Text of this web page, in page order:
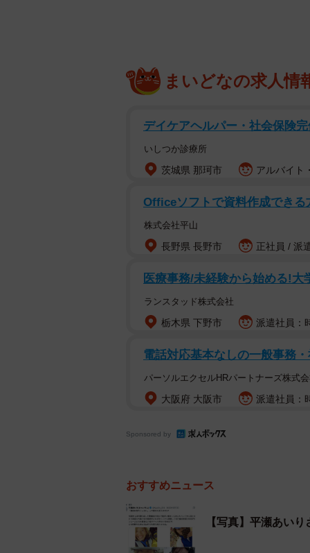
まいどなの求人情
デイケアヘルパー・社会保険
いしつか診療所
茨城県 那珂市 アルバイト
Officeソフトで資料作成でき
株式会社平山
長野県 長野市 正社員 / 派
医療事務/未経験から始める!
ランスタッド株式会社
栃木県 下野市 派遣社員：
電話対応基本なしの一般事務
パーソルエクセルHRパートナーズ株式
大阪府 大阪市 派遣社員：
Sponsored by
おすすめニュース
【写真】平瀬あい